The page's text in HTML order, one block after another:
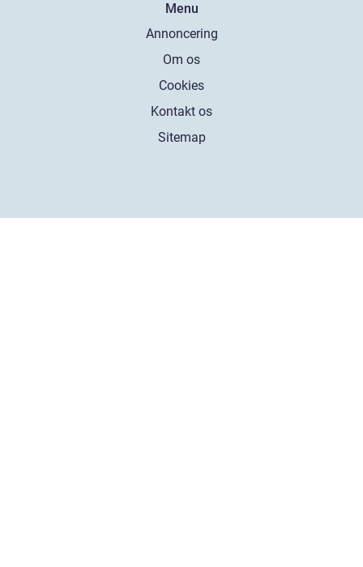
Menu
Annoncering
Om os
Cookies
Kontakt os
Sitemap